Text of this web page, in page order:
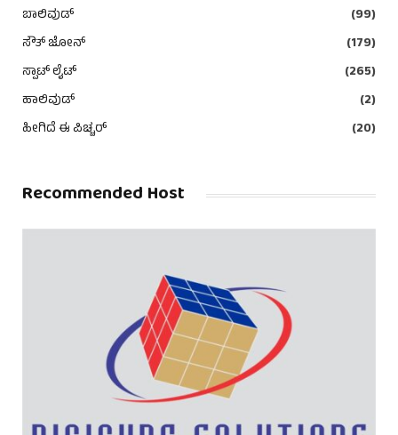
ಬಾಲಿವುಡ್
(99)
ಸೌತ್ ಜೋನ್
(179)
ಸ್ಪಾಟ್ ಲೈಟ್
(265)
ಹಾಲಿವುಡ್
(2)
ಹೀಗಿದೆ ಈ ಪಿಚ್ಚರ್
(20)
Recommended Host